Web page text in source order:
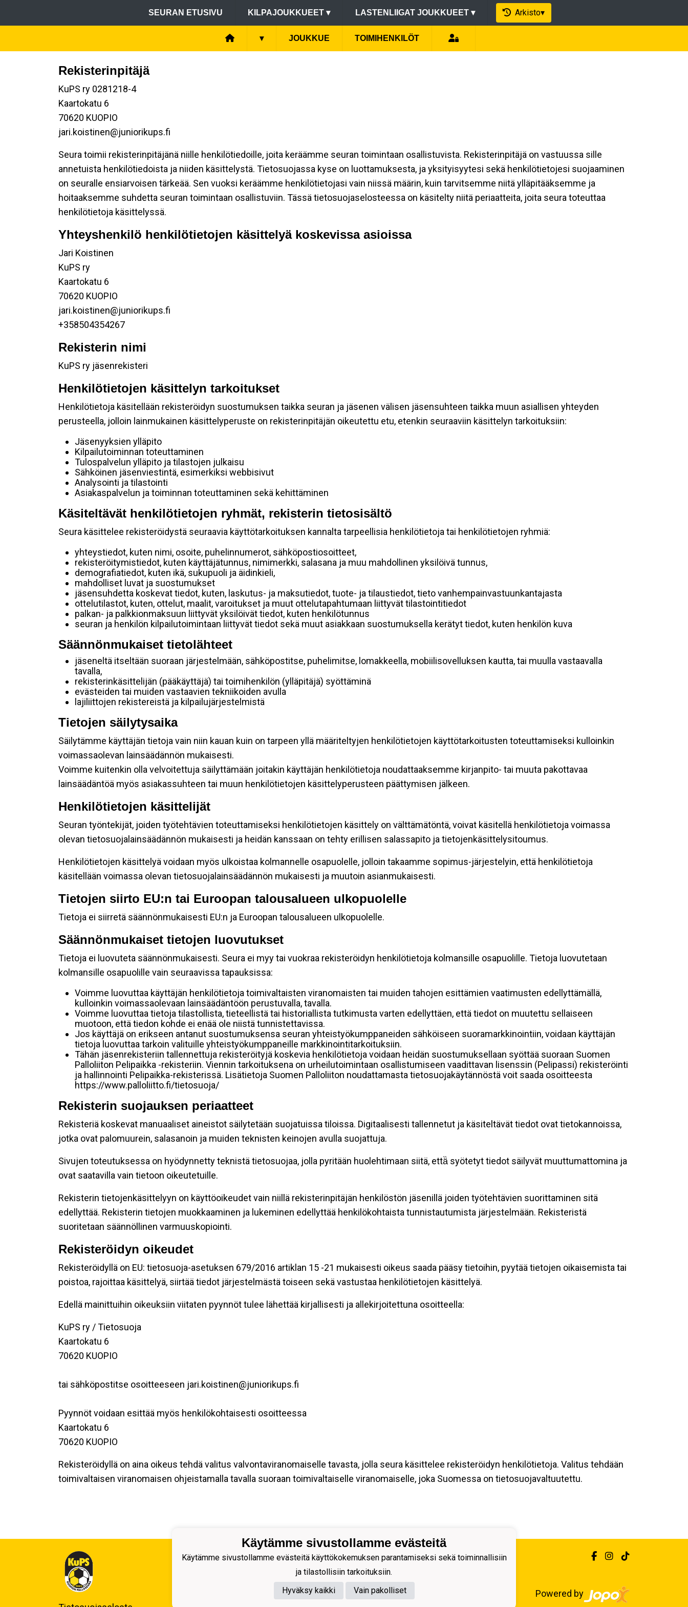
SEURAN ETUSIVU KILPAJOUKKUEET ▾ LASTENLIIGAT JOUKKUEET ▾ Arkisto▾
▾ JOUKKUE TOIMIHENKILÖT
Rekisterinpitäjä
KuPS ry 0281218-4
Kaartokatu 6
70620 KUOPIO
jari.koistinen@juniorikups.fi
Seura toimii rekisterinpitäjänä niille henkilötiedoille, joita keräämme seuran toimintaan osallistuvista. Rekisterinpitäjä on vastuussa sille
annetuista henkilötiedoista ja niiden käsittelystä. Tietosuojassa kyse on luottamuksesta, ja yksityisyytesi sekä henkilötietojesi suojaaminen
on seuralle ensiarvoisen tärkeää. Sen vuoksi keräämme henkilötietojasi vain niissä määrin, kuin tarvitsemme niitä ylläpitääksemme ja
hoitaaksemme suhdetta seuran toimintaan osallistuviin. Tässä tietosuojaselosteessa on käsitelty niitä periaatteita, joita seura toteuttaa
henkilötietoja käsittelyssä.
Yhteyshenkilö henkilötietojen käsittelyä koskevissa asioissa
Jari Koistinen
KuPS ry
Kaartokatu 6
70620 KUOPIO
jari.koistinen@juniorikups.fi
+358504354267
Rekisterin nimi
KuPS ry jäsenrekisteri
Henkilötietojen käsittelyn tarkoitukset
Henkilötietoja käsitellään rekisteröidyn suostumuksen taikka seuran ja jäsenen välisen jäsensuhteen taikka muun asiallisen yhteyden
perusteella, jolloin lainmukainen käsittelyperuste on rekisterinpitäjän oikeutettu etu, etenkin seuraaviin käsittelyn tarkoituksiin:
Jäsenyyksien ylläpito
Kilpailutoiminnan toteuttaminen
Tulospalvelun ylläpito ja tilastojen julkaisu
Sähköinen jäsenviestintä, esimerkiksi webbisivut
Analysointi ja tilastointi
Asiakaspalvelun ja toiminnan toteuttaminen sekä kehittäminen
Käsiteltävät henkilötietojen ryhmät, rekisterin tietosisältö
Seura käsittelee rekisteröidystä seuraavia käyttötarkoituksen kannalta tarpeellisia henkilötietoja tai henkilötietojen ryhmiä:
yhteystiedot, kuten nimi, osoite, puhelinnumerot, sähköpostiosoitteet,
rekisteröitymistiedot, kuten käyttäjätunnus, nimimerkki, salasana ja muu mahdollinen yksilöivä tunnus,
demografiatiedot, kuten ikä, sukupuoli ja äidinkieli,
mahdolliset luvat ja suostumukset
jäsensuhdetta koskevat tiedot, kuten, laskutus- ja maksutiedot, tuote- ja tilaustiedot, tieto vanhempainvastuunkantajasta
ottelutilastot, kuten, ottelut, maalit, varoitukset ja muut ottelutapahtumaan liittyvät tilastointitiedot
palkan- ja palkkionmaksuun liittyvät yksilöivät tiedot, kuten henkilötunnus
seuran ja henkilön kilpailutoimintaan liittyvät tiedot sekä muut asiakkaan suostumuksella kerätyt tiedot, kuten henkilön kuva
Säännönmukaiset tietolähteet
jäseneltä itseltään suoraan järjestelmään, sähköpostitse, puhelimitse, lomakkeella, mobiilisovelluksen kautta, tai muulla vastaavalla
tavalla,
rekisterinkäsittelijän (pääkäyttäjä) tai toimihenkilön (ylläpitäjä) syöttäminä
evästeiden tai muiden vastaavien tekniikoiden avulla
lajiliittojen rekistereistä ja kilpailujärjestelmistä
Tietojen säilytysaika
Säilytämme käyttäjän tietoja vain niin kauan kuin on tarpeen yllä määriteltyjen henkilötietojen käyttötarkoitusten toteuttamiseksi kulloinkin
voimassaolevan lainsäädännön mukaisesti.
Voimme kuitenkin olla velvoitettuja säilyttämään joitakin käyttäjän henkilötietoja noudattaaksemme kirjanpito- tai muuta pakottavaa
lainsäädäntöä myös asiakassuhteen tai muun henkilötietojen käsittelyperusteen päättymisen jälkeen.
Henkilötietojen käsittelijät
Seuran työntekijät, joiden työtehtävien toteuttamiseksi henkilötietojen käsittely on välttämätöntä, voivat käsitellä henkilötietoja voimassa
olevan tietosuojalainsäädännön mukaisesti ja heidän kanssaan on tehty erillisen salassapito ja tietojenkäsittelysitoumus.
Henkilötietojen käsittelyä voidaan myös ulkoistaa kolmannelle osapuolelle, jolloin takaamme sopimus-järjestelyin, että henkilötietoja
käsitellään voimassa olevan tietosuojalainsäädännön mukaisesti ja muutoin asianmukaisesti.
Tietojen siirto EU:n tai Euroopan talousalueen ulkopuolelle
Tietoja ei siirretä säännönmukaisesti EU:n ja Euroopan talousalueen ulkopuolelle.
Säännönmukaiset tietojen luovutukset
Tietoja ei luovuteta säännönmukaisesti. Seura ei myy tai vuokraa rekisteröidyn henkilötietoja kolmansille osapuolille. Tietoja luovutetaan
kolmansille osapuolille vain seuraavissa tapauksissa:
Voimme luovuttaa käyttäjän henkilötietoja toimivaltaisten viranomaisten tai muiden tahojen esittämien vaatimusten edellyttämällä,
kulloinkin voimassaolevaan lainsäädäntöön perustuvalla, tavalla.
Voimme luovuttaa tietoja tilastollista, tieteellistä tai historiallista tutkimusta varten edellyttäen, että tiedot on muutettu sellaiseen
muotoon, että tiedon kohde ei enää ole niistä tunnistettavissa.
Jos käyttäjä on erikseen antanut suostumuksensa seuran yhteistyökumppaneiden sähköiseen suoramarkkinointiin, voidaan käyttäjän
tietoja luovuttaa tarkoin valituille yhteistyökumppaneille markkinointitarkoituksiin.
Tähän jäsenrekisteriin tallennettuja rekisteröityjä koskevia henkilötietoja voidaan heidän suostumuksellaan syöttää suoraan Suomen
Palloliiton Pelipaikka -rekisteriin. Viennin tarkoituksena on urheilutoimintaan osallistumiseen vaadittavan lisenssin (Pelipassi) rekisteröinti
ja hallinnointi Pelipaikka-rekisterissä. Lisätietoja Suomen Palloliiton noudattamasta tietosuojakäytännöstä voit saada osoitteesta
https://www.palloliitto.fi/tietosuoja/
Rekisterin suojauksen periaatteet
Rekisteriä koskevat manuaaliset aineistot säilytetään suojatuissa tiloissa. Digitaalisesti tallennetut ja käsiteltävät tiedot ovat tietokannoissa,
jotka ovat palomuurein, salasanoin ja muiden teknisten keinojen avulla suojattuja.
Sivujen toteutuksessa on hyödynnetty teknistä tietosuojaa, jolla pyritään huolehtimaan siitä, että̈ syötetyt tiedot säilyvät muuttumattomina ja
ovat saatavilla vain tietoon oikeutetuille.
Rekisterin tietojenkäsittelyyn on käyttöoikeudet vain niillä rekisterinpitäjän henkilöstön jäsenillä joiden työtehtävien suorittaminen sitä
edellyttää. Rekisterin tietojen muokkaaminen ja lukeminen edellyttää henkilökohtaista tunnistautumista järjestelmään. Rekisteristä
suoritetaan säännöllinen varmuuskopiointi.
Rekisteröidyn oikeudet
Rekisteröidyllä on EU: tietosuoja-asetuksen 679/2016 artiklan 15 -21 mukaisesti oikeus saada pääsy tietoihin, pyytää tietojen oikaisemista tai
poistoa, rajoittaa käsittelyä, siirtää tiedot järjestelmästä toiseen sekä vastustaa henkilötietojen käsittelyä.
Edellä mainittuihin oikeuksiin viitaten pyynnöt tulee lähettää kirjallisesti ja allekirjoitettuna osoitteella:
KuPS ry / Tietosuoja
Kaartokatu 6
70620 KUOPIO
tai sähköpostitse osoitteeseen jari.koistinen@juniorikups.fi
Pyynnöt voidaan esittää myös henkilökohtaisesti osoitteessa
Kaartokatu 6
70620 KUOPIO
Rekisteröidyllä on aina oikeus tehdä valitus valvontaviranomaiselle tavasta, jolla seura käsittelee rekisteröidyn henkilötietoja. Valitus tehdään
toimivaltaisen viranomaisen ohjeistamalla tavalla suoraan toimivaltaiselle viranomaiselle, joka Suomessa on tietosuojavaltuutettu.
Kuopion Palloseura ry
Aulis Rytkösen Katu 1, 70620
Y-tunnus: 0281218-4
Powered by
Käytämme sivustollamme evästeitä
Käytämme sivustollamme evästeitä käyttökokemuksen parantamiseksi sekä toiminnallisiin
ja tilastollisiin tarkoituksiin.
Hyväksy kaikki
Vain pakolliset